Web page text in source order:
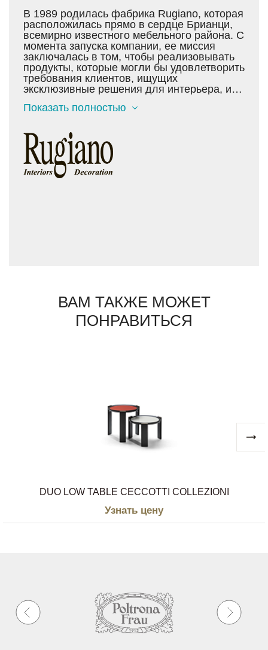
В 1989 родилась фабрика Rugiano, которая
расположилась прямо в сердце Брианци,
всемирно известного мебельного района. С
момента запуска компании, ее миссия
заключалась в том, чтобы реализовывать
продукты, которые могли бы удовлетворить
требования клиентов, ищущих
эксклюзивные решения для интерьера, и
высококачественные материалы, стиль,
девяностых годов фабрика Rugiano
выпускала предметы мебели из металла,
стали, железа и бронзы, начиная с 2000
года, Rugiano значительно расширяет свои
коллекции и внедряет в них кожаные
Показать полностью
ВАМ ТАКЖЕ МОЖЕТ
ПОНРАВИТЬСЯ
DUO LOW TABLE CECCOTTI COLLEZIONI
Узнать цену